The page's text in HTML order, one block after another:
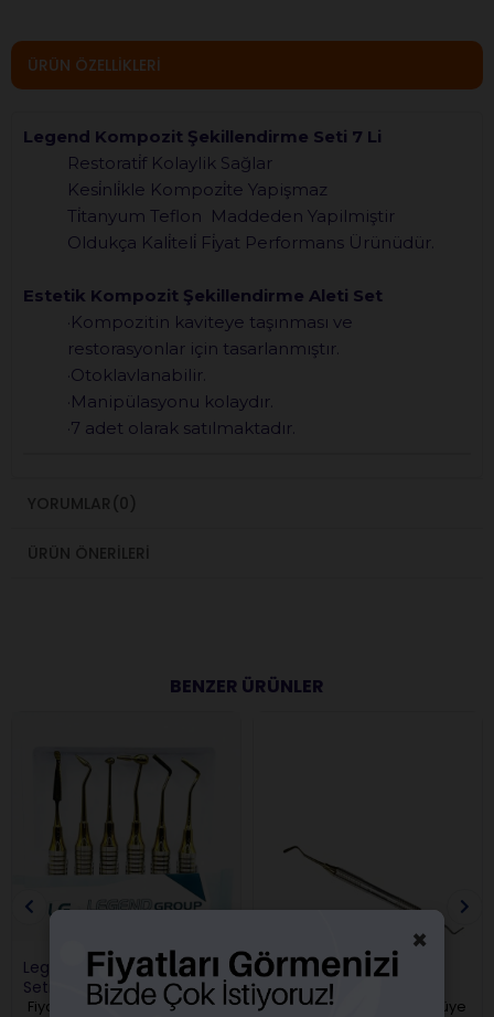
ÜRÜN ÖZELLIKLERI
Legend Kompozit Şekillendirme Seti 7 Li
Restorati̇f Kolaylik Sağlar
Kesi̇nli̇kle Kompozi̇te Yapişmaz
Ti̇tanyum Teflon Maddeden Yapilmiştir
Oldukça Kali̇teli̇ Fi̇yat Performans Ürünüdür.
Estetik Kompozit Şekillendirme Aleti Set
·Kompozitin kaviteye taşınması ve
restorasyonlar için tasarlanmıştır.
·Otoklavlanabilir.
·Manipülasyonu kolaydır.
·7 adet olarak satılmaktadır.
YORUMLAR (0)
ÜRÜN ÖNERILERI
BENZER ÜRÜNLER
Legend Titanyum Spatül
Seti 6 Lı
Fiyatları görebilmek için üye
Legend Titanyum
Kompozit Ağız Spatülü
Fiyatları görebilmek için üye
×